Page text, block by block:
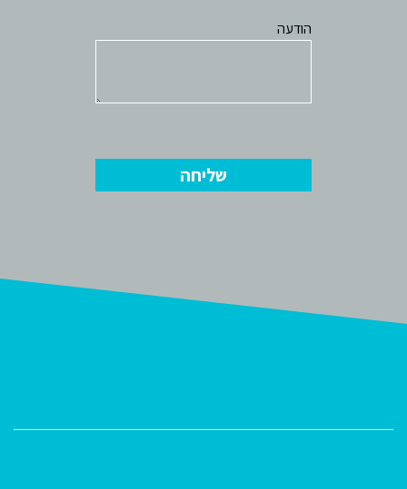
הודעה